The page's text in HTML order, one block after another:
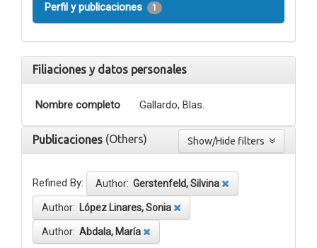
Perfil y publicaciones 1
Filiaciones y datos personales
Nombre completo Gallardo, Blas.
Publicaciones (Others)
Refined By: Author: Gerstenfeld, Silvina
Author: López Linares, Sonia
Author: Abdala, María